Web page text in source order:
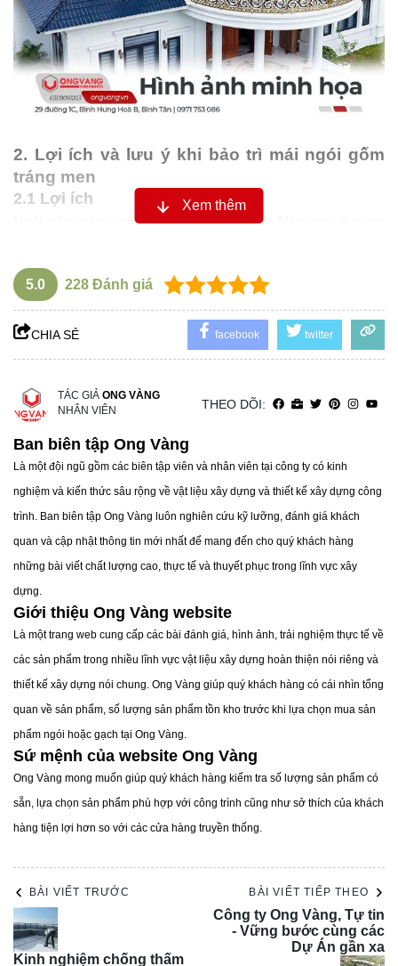
2. Lợi ích và lưu ý khi bảo trì mái ngói gốm
tráng men
2.1 Lợi ích
Ngói gốm tráng men Prime được làm từ đất nung và tráng
bảo trì mái ngói gốm tráng men dễ dàng hơn so với các
loại ngói khác như ngói truyền thống hay ngói bê tông.
Tăng tuổi thọ bề mặt: Lớp men của ngói Prime giúp tăng
tuổi thọ bề mặt sản phẩm, giữ màu sắc bền đẹp theo thời
Bảo vệ trước tác động môi trường: Lớp men bảo vệ mái
ngói khỏi tác động của tự nhiên, ngăn chặn sự phát triển
của rêu mốc và tình trạng oxy hóa.
Cơ chế tự làm sạch: Mái ngói gốm tráng men có khả năng
tự làm sạch nhờ lớp men phủ, giúp dễ dàng loại bỏ bụi
bẩn.
2.2 Lưu ý
Khi bảo trì mái ngói gốm tráng men, cần chú ý một số
Xem thêm
5.0 228 Đánh giá
CHIA SẺ facebook twitter
TÁC GIẢ ONG VÀNG
NHÂN VIÊN
THEO DÕI:
Ban biên tập Ong Vàng
Là một đội ngũ gồm các biên tập viên và nhân viên tại công ty có kinh
nghiệm và kiến thức sâu rộng về vật liệu xây dựng và thiết kế xây dựng công
trình. Ban biên tập Ong Vàng luôn nghiên cứu kỹ lưỡng, đánh giá khách
quan và cập nhật thông tin mới nhất để mang đến cho quý khách hàng
những bài viết chất lượng cao, thực tế và thuyết phục trong lĩnh vực xây
dựng.
Giới thiệu Ong Vàng website
Là một trang web cung cấp các bài đánh giá, hình ảnh, trải nghiệm thực tế về
các sản phẩm trong nhiều lĩnh vực vật liệu xây dựng hoàn thiện nói riêng và
thiết kế xây dựng nói chung. Ong Vàng giúp quý khách hàng có cái nhìn tổng
quan về sản phẩm, số lượng sản phẩm tồn kho trước khi lựa chọn mua sản
phẩm ngói hoặc gạch tại Ong Vàng.
Sứ mệnh của website Ong Vàng
Ong Vàng mong muốn giúp quý khách hàng kiếm tra số lượng sản phẩm có
sẵn, lựa chọn sản phẩm phù hợp với công trình cũng như sở thích của khách
hàng tiện lợi hơn so với các cửa hàng truyền thống.
BÀI VIẾT TRƯỚC
Kinh nghiệm chống thấm
BÀI VIẾT TIẾP THEO
Công ty Ong Vàng, Tự tin
- Vững bước cùng các
Dự Án gần xa